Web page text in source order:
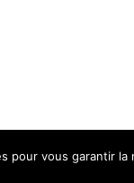
pour vous garantir